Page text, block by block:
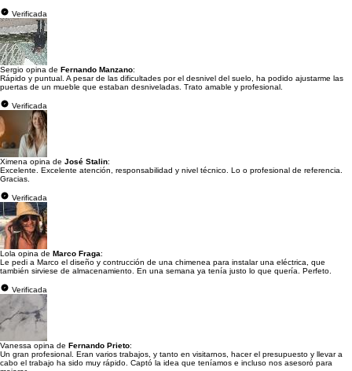
Verificada
Sergio opina de Fernando Manzano:
Rápido y puntual. A pesar de las dificultades por el desnivel del suelo, ha podido ajustarme las
puertas de un mueble que estaban desniveladas. Trato amable y profesional.
Verificada
Ximena opina de José Stalin:
Excelente. Excelente atención, responsabilidad y nivel técnico. Lo o profesional de referencia.
Gracias.
Verificada
Lola opina de Marco Fraga:
Le pedi a Marco el diseño y contrucción de una chimenea para instalar una eléctrica, que
también sirviese de almacenamiento. En una semana ya tenía justo lo que quería. Perfeto.
Verificada
Vanessa opina de Fernando Prieto:
Un gran profesional. Eran varios trabajos, y tanto en visitarnos, hacer el presupuesto y llevar a
cabo el trabajo ha sido muy rápido. Captó la idea que teníamos e incluso nos asesoró para